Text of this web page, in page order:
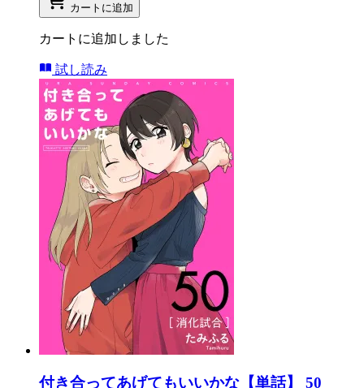
カートに追加
カートに追加しました
試し読み
付き合ってあげてもいいかな【単話】 50